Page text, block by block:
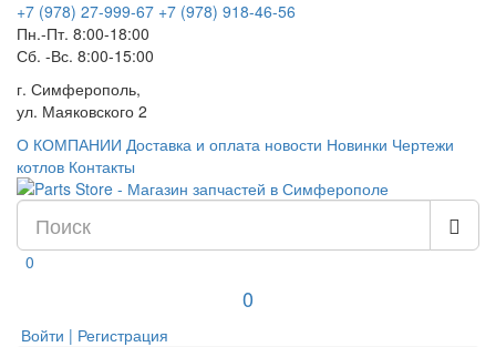
+7 (978) 27-999-67 +7 (978) 918-46-56
Пн.-Пт. 8:00-18:00
Сб. -Вс. 8:00-15:00
г. Симферополь,
ул. Маяковского 2
О КОМПАНИИ Доставка и оплата новости Новинки Чертежи
котлов Контакты
0
0
Войти | Регистрация